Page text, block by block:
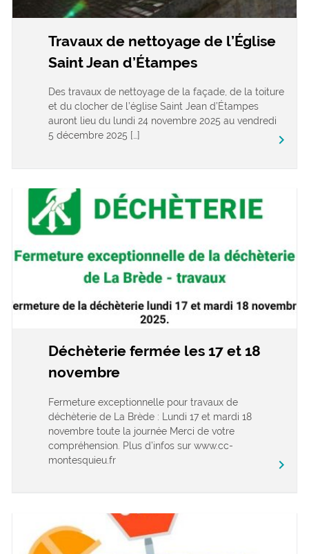
Travaux de nettoyage de l’Église
Saint Jean d’Étampes
Des travaux de nettoyage de la façade, de la toiture
et du clocher de l’église Saint Jean d’Étampes
auront lieu du lundi 24 novembre 2025 au vendredi
5 décembre 2025 […]
keyboard_arrow_right
Déchèterie fermée les 17 et 18
novembre
Fermeture exceptionnelle pour travaux de
déchèterie de La Brède : Lundi 17 et mardi 18
novembre toute la journée Merci de votre
compréhension. Plus d’infos sur www.cc-
montesquieu.fr
keyboard_arrow_right